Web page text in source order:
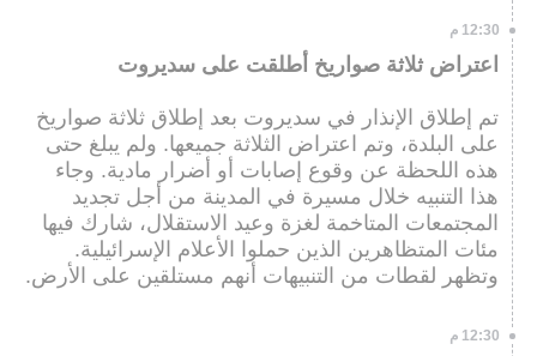
12:30 م
اعتراض ثلاثة صواريخ أطلقت على سديروت
تم إطلاق الإنذار في سديروت بعد إطلاق ثلاثة صواريخ
على البلدة، وتم اعتراض الثلاثة جميعها. ولم يبلغ حتى
هذه اللحظة عن وقوع إصابات أو أضرار مادية. وجاء
هذا التنبيه خلال مسيرة في المدينة من أجل تجديد
المجتمعات المتاخمة لغزة وعيد الاستقلال، شارك فيها
مئات المتظاهرين الذين حملوا الأعلام الإسرائيلية.
وتظهر لقطات من التنبيهات أنهم مستلقين على الأرض.
12:30 م